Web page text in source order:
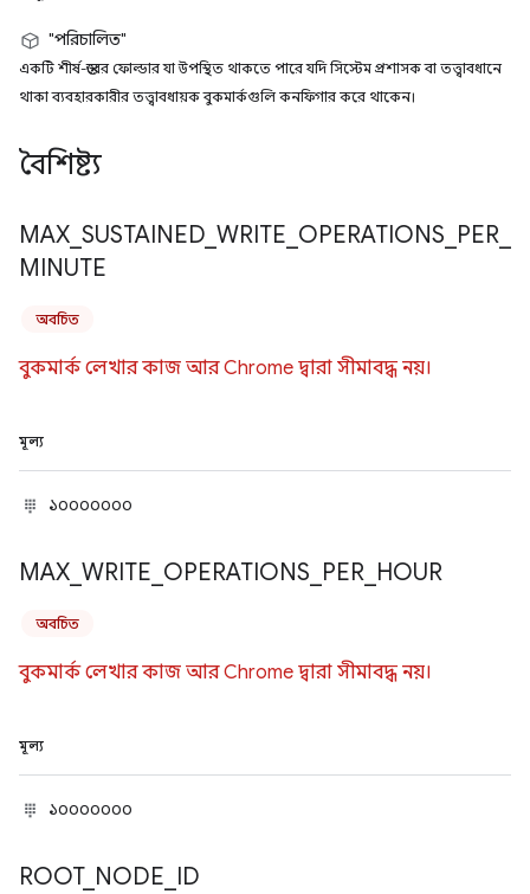
"পরিচালিত"
একটি শীর্ষ-স্তরের ফোল্ডার যা উপস্থিত থাকতে পারে যদি সিস্টেম প্রশাসক বা তত্ত্বাবধানে
থাকা ব্যবহারকারীর তত্ত্বাবধায়ক বুকমার্কগুলি কনফিগার করে থাকেন।
বৈশিষ্ট্য
MAX SUSTAINED WRITE OPERATIONS PER
MINUTE
অবচিত
বুকমার্ক লেখার কাজ আর Chrome দ্বারা সীমাবদ্ধ নয়।
মূল্য
১০০০০০০০
MAX WRITE OPERATIONS PER HOUR
অবচিত
বুকমার্ক লেখার কাজ আর Chrome দ্বারা সীমাবদ্ধ নয়।
মূল্য
১০০০০০০০
ROOT_ NODE ID